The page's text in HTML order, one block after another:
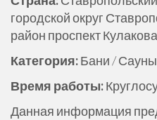
городской округ
район проспект
Категория:Бани / Сауны
Время работы:
Данная информация